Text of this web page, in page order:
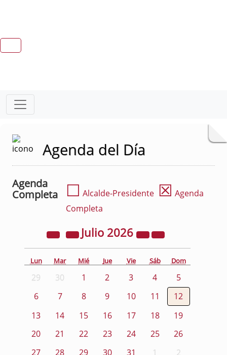
Agenda del Día
Agenda
Completa
☐ Alcalde-Presidente ☒ Agenda
Completa
Julio 2026
Lun Mar Mié Jue Vie Sáb Dom
29 30 1 2 3 4
5
6
7 8 9 10 11
12
13
14 15 16 17 18
19
20
21 22 23 24 25
26
27
28 29 30 31 1 2